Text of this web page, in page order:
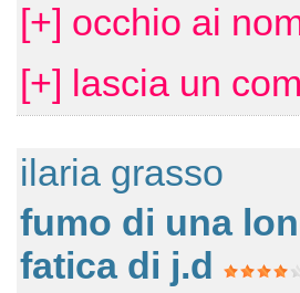
[+] occhio ai
[+] lascia un
ilaria grasso
fumo di una
fatica di j.d